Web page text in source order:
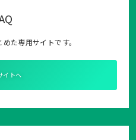
た専用サイトです。
イトへ